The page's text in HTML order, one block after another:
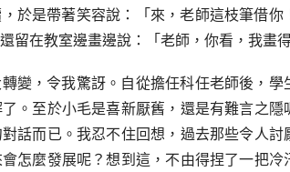
於是帶著笑容說：「來，老師這枝筆借
留在教室邊畫邊說：「老師，你看，我畫
變，令我驚訝。自從擔任科任老師後，
。至於小毛是喜新厭舊，還是有難言之
話而已。我忍不住回想，過去那些令人
怎麼發展呢？想到這，不由得捏了一把